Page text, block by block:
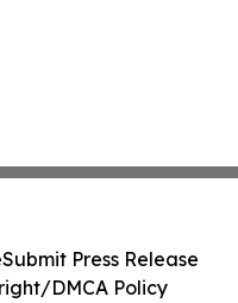
Submit Press Release
DMCA Policy